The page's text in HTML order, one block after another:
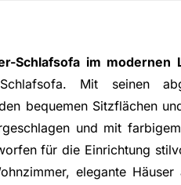
Schlafsofa im modernen
Mit seinen
bequemen Sitzflächen
und mit
für die Einrichtung
elegante